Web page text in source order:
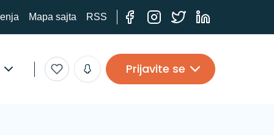
Mapa sajta RSS
Prijavite se